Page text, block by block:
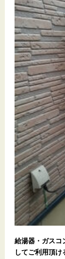
給湯器・ガスコ
してご利用頂け